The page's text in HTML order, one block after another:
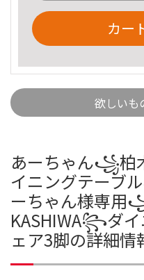
カー
欲しいも
あーちゃん꧁柏
イニングテーブ
ーちゃん様専
KASHIWA꧂ダイ
ェア3脚の詳細情